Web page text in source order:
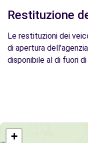
Restituzione
Le restituzioni dei
di apertura
disponibile al di fuori
+